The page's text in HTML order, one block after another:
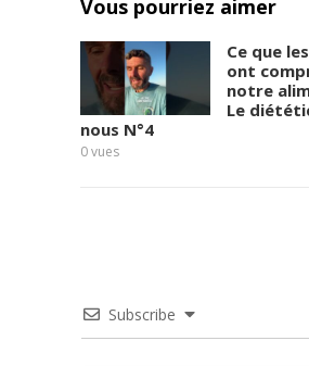
Vous pourriez aimer
Ce que
ont
notre
Le
nous N°4
0vues
Subscribe